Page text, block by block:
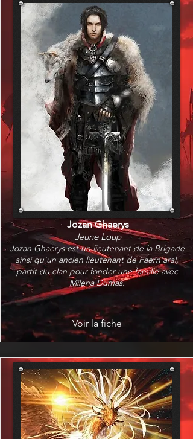
Jozan Ghaerys
Jeune Loup
Jozan Ghaerys est un lieutenant de la Brigade
ainsi qu'un ancien lieutenant de Faern'aral,
partit du clan pour fonder une famille avec
Milena Dumas.
Voir la fiche